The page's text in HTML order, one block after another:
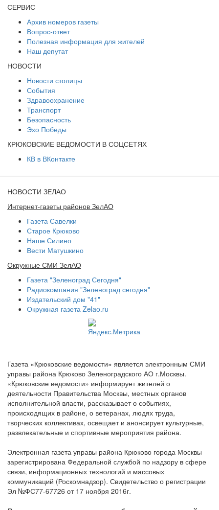
СЕРВИС
Архив номеров газеты
Вопрос-ответ
Полезная информация для жителей
Наш депутат
НОВОСТИ
Новости столицы
События
Здравоохранение
Транспорт
Безопасность
Эхо Победы
КРЮКОВСКИЕ ВЕДОМОСТИ В СОЦСЕТЯХ
КВ в ВКонтакте
НОВОСТИ ЗЕЛАО
Интернет-газеты районов ЗелАО
Газета Савелки
Старое Крюково
Наше Силино
Вести Матушкино
Окружные СМИ ЗелАО
Газета "Зеленоград Сегодня"
Радиокомпания "Зеленоград сегодня"
Издательский дом "41"
Окружная газета Zelao.ru
Газета «Крюковские ведомости» является электронным СМИ
управы района Крюково Зеленоградского АО г.Москвы.
«Крюковские ведомости» информирует жителей о
деятельности Правительства Москвы, местных органов
исполнительной власти, рассказывает о событиях,
происходящих в районе, о ветеранах, людях труда,
творческих коллективах, освещает и анонсирует культурные,
развлекательные и спортивные мероприятия района.
Электронная газета управы района Крюково города Москвы
зарегистрирована Федеральной службой по надзору в сфере
связи, информационных технологий и массовых
коммуникаций (Роскомнадзор). Свидетельство о регистрации
Эл №ФС77-67726 от 17 ноября 2016г.